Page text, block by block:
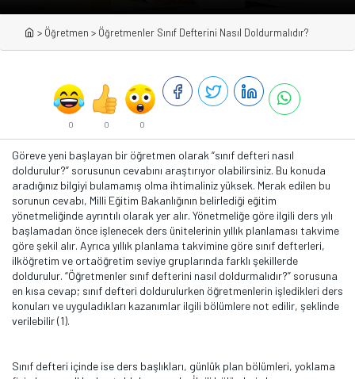
> Öğretmen > Öğretmenler Sınıf Defterini Nasıl Doldurmalıdır?
0 0 0
Göreve yeni başlayan bir öğretmen olarak “sınıf defteri nasıl
doldurulur?” sorusunun cevabını araştırıyor olabilirsiniz. Bu konuda
aradığınız bilgiyi bulamamış olma ihtimaliniz yüksek. Merak edilen bu
sorunun cevabı, Milli Eğitim Bakanlığının belirlediği eğitim
yönetmeliğinde ayrıntılı olarak yer alır. Yönetmeliğe göre ilgili ders yılı
başlamadan önce işlenecek ders ünitelerinin yıllık planlaması takvime
göre şekil alır. Ayrıca yıllık planlama takvimine göre sınıf defterleri,
ilköğretim ve ortaöğretim seviye gruplarında farklı şekillerde
doldurulur. “Öğretmenler sınıf defterini nasıl doldurmalıdır?” sorusuna
en kısa cevap; sınıf defteri doldurulurken öğretmenlerin işledikleri ders
konuları ve uyguladıkları kazanımlar ilgili bölümlere not edilir, şeklinde
verilebilir (1).
Sınıf defteri içinde ise ders başlıkları, günlük plan bölümleri, yoklama